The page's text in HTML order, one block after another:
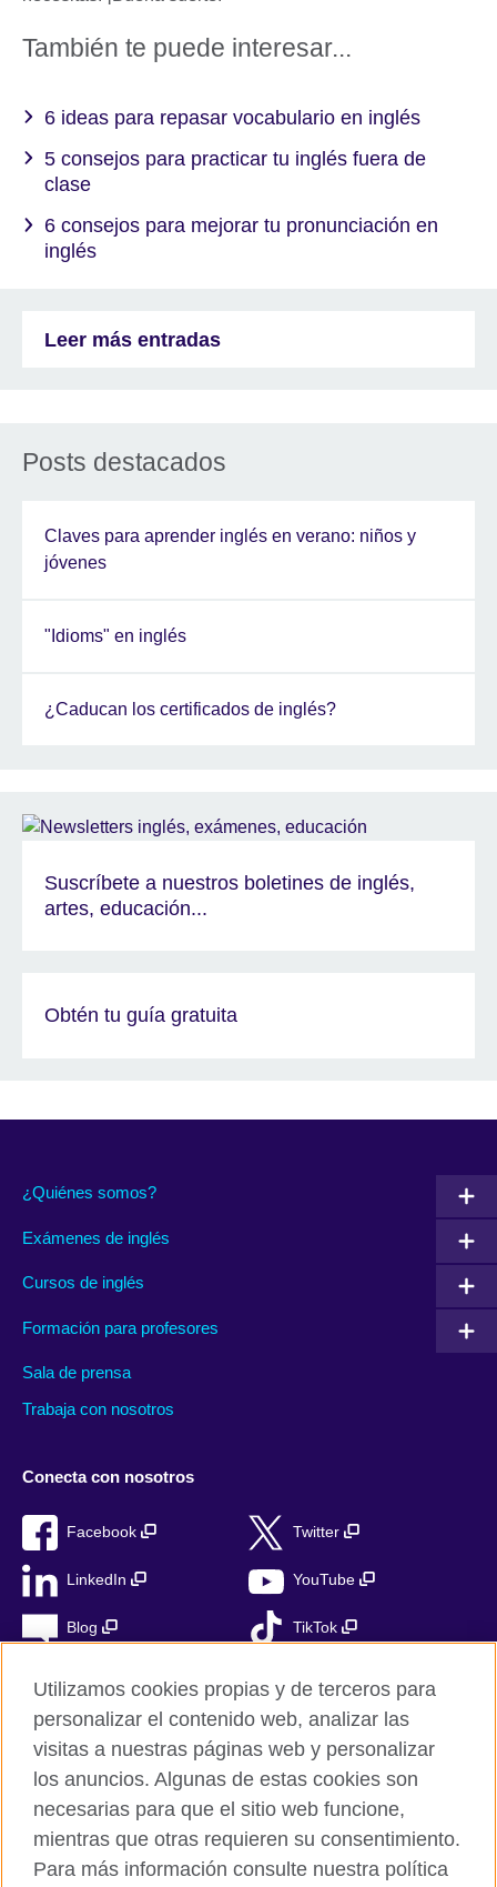
También te puede interesar...
6 ideas para repasar vocabulario en inglés
5 consejos para practicar tu inglés fuera de
clase
6 consejos para mejorar tu pronunciación en
inglés
Leer más entradas
Posts destacados
Claves para aprender inglés en verano: niños y
jóvenes
"Idioms" en inglés
¿Caducan los certificados de inglés?
Suscríbete a nuestros boletines de inglés,
artes, educación...
Obtén tu guía gratuita
¿Quiénes somos?
Exámenes de inglés
Cursos de inglés
Formación para profesores
Sala de prensa
Trabaja con nosotros
Conecta con nosotros
Facebook Twitter
LinkedIn YouTube
Blog TikTok
British Council Global
Privacidad
Aviso Legal
Cookies
Mapa del sitio
Utilizamos cookies propias y de terceros para
personalizar el contenido web, analizar las
visitas a nuestras páginas web y personalizar
los anuncios. Algunas de estas cookies son
necesarias para que el sitio web funcione,
mientras que otras requieren su consentimiento.
Para más información consulte nuestra política